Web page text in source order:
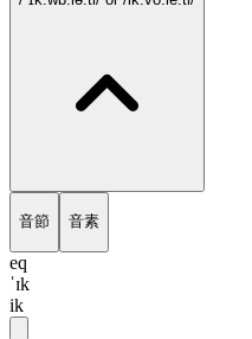
音節 音素
eq
ˈɪk
ik